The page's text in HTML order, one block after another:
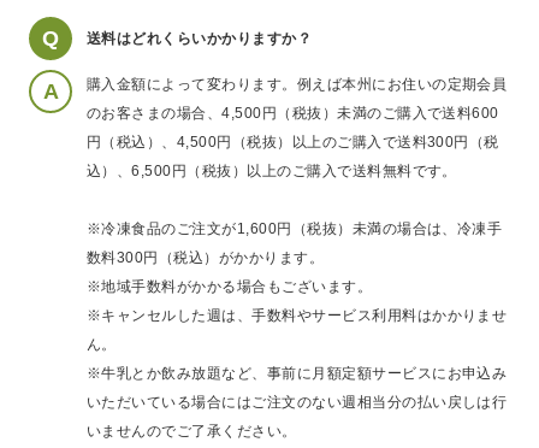
Q 送料はどれくらいかかりますか？
A
購入金額によって変わります。例えば本州にお住いの定期会員
のお客さまの場合、4,500円（税抜）未満のご購入で送料600
円（税込）、4,500円（税抜）以上のご購入で送料300円（税
込）、6,500円（税抜）以上のご購入で送料無料です。
※冷凍食品のご注文が1,600円（税抜）未満の場合は、冷凍手
数料300円（税込）がかかります。
※地域手数料がかかる場合もございます。
※キャンセルした週は、手数料やサービス利用料はかかりませ
ん。
※牛乳とか飲み放題など、事前に月額定額サービスにお申込み
いただいている場合にはご注文のない週相当分の払い戻しは行
いませんのでご了承ください。